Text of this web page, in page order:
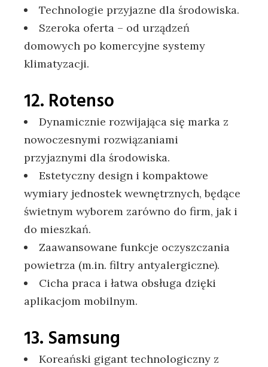
Technologie przyjazne dla środowiska.
Szeroka oferta – od urządzeń
domowych po komercyjne systemy
klimatyzacji.
12. Rotenso
Dynamicznie rozwijająca się marka z
nowoczesnymi rozwiązaniami
przyjaznymi dla środowiska.
Estetyczny design i kompaktowe
wymiary jednostek wewnętrznych, będące
świetnym wyborem zarówno do firm, jak i
do mieszkań.
Zaawansowane funkcje oczyszczania
powietrza (m.in. filtry antyalergiczne).
Cicha praca i łatwa obsługa dzięki
aplikacjom mobilnym.
13. Samsung
Koreański gigant technologiczny z